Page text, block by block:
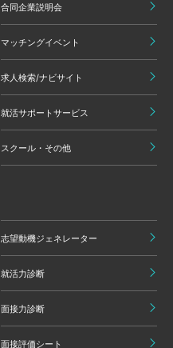
合同企業説明会
マッチングイベント
求人検索/ナビサイト
就活サポートサービス
スクール・その他
志望動機ジェネレーター
就活力診断
面接力診断
面接評価シート